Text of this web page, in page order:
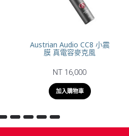
Austrian Audio CC8 小震
膜 真電容麥克風
NT 16,000
加入購物車